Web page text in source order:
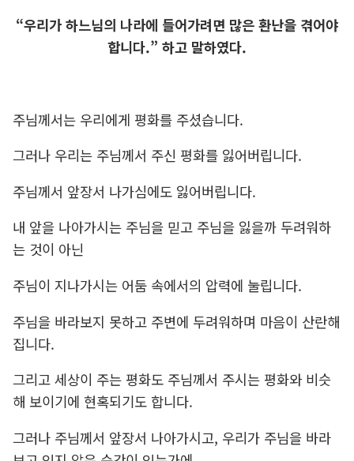
“우리가 하느님의 나라에 들어가려면 많은 환난을 겪어야
합니다.” 하고 말하였다.
주님께서는 우리에게 평화를 주셨습니다.
그러나 우리는 주님께서 주신 평화를 잃어버립니다.
주님께서 앞장서 나가심에도 잃어버립니다.
내 앞을 나아가시는 주님을 믿고 주님을 잃을까 두려워하
는 것이 아닌
주님이 지나가시는 어둠 속에서의 압력에 눌립니다.
주님을 바라보지 못하고 주변에 두려워하며 마음이 산란해
집니다.
그리고 세상이 주는 평화도 주님께서 주시는 평화와 비슷
해 보이기에 현혹되기도 합니다.
그러나 주님께서 앞장서 나아가시고, 우리가 주님을 바라